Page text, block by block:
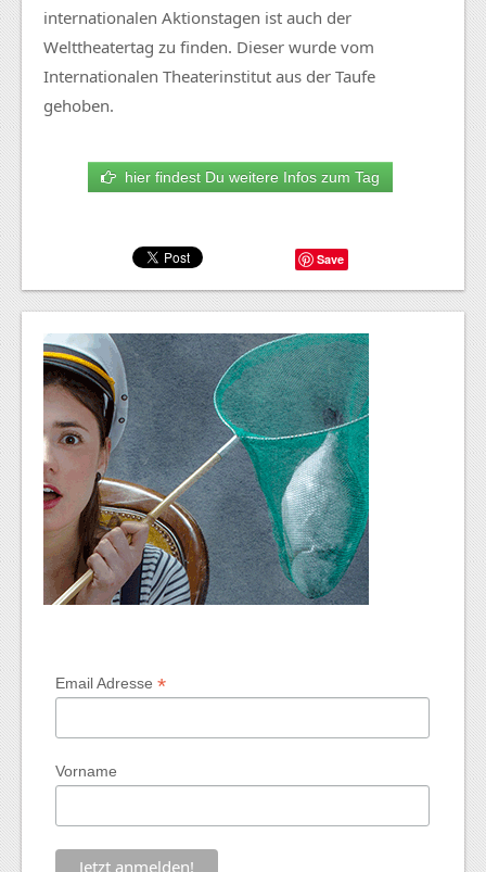
internationalen Aktionstagen ist auch der
Welttheatertag zu finden. Dieser wurde vom
Internationalen Theaterinstitut aus der Taufe
gehoben.
hier findest Du weitere Infos zum Tag
Save
Email Adresse*
Vorname